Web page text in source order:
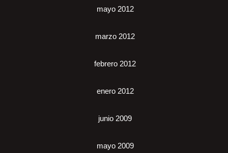
mayo 2012
marzo 2012
febrero 2012
enero 2012
junio 2009
mayo 2009